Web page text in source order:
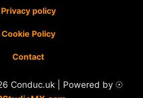
Privacy policy
Cookie Policy
Contact
Conduc.uk | Powered by ☉